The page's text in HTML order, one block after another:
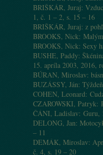
BRIŠKÁR, Juraj:
1, č. 1 – 2, s. 15 – 16
BRIŠKÁR, Juraj: z
BROOKS, Nick:
BROOKS, Nick: Sexy
BUSHE, Paddy:
15. apríla 2003, 2016,
BÚRAN, Miroslav:
BUZÁSSY, Ján:
COHEN, Leonard:
CZAROWSKI, Patryk:
ČÁNI, Ladislav: Guru,
DELONG, Jan:
– 11
DEMÁK, Miroslav:
č. 4, s. 19 – 20